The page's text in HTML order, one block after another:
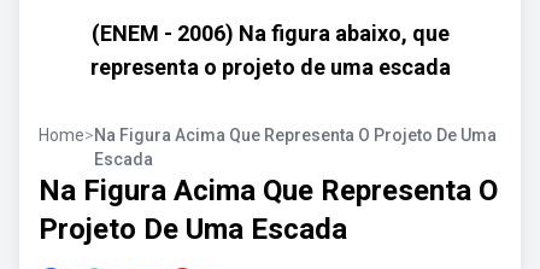
(ENEM - 2006) Na figura abaixo, que
representa o projeto de uma escada
Home>Na Figura Acima Que Representa O Projeto De Uma
Escada
Na Figura Acima Que Representa O
Projeto De Uma Escada